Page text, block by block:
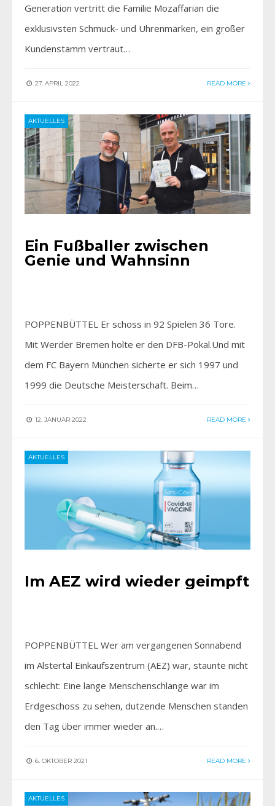
Generation vertritt die Familie Mozaffarian die
exklusivsten Schmuck- und Uhrenmarken, ein großer
Kundenstamm vertraut…
27. APRIL 2022 READ MORE
AKTUELLES
Ein Fußballer zwischen
Genie und Wahnsinn
POPPENBÜTTEL Er schoss in 92 Spielen 36 Tore.
Mit Werder Bremen holte er den DFB-Pokal.Und mit
dem FC Bayern München sicherte er sich 1997 und
1999 die Deutsche Meisterschaft. Beim…
12. JANUAR 2022 READ MORE
AKTUELLES
Im AEZ wird wieder geimpft
POPPENBÜTTEL Wer am vergangenen Sonnabend
im Alstertal Einkaufszentrum (AEZ) war, staunte nicht
schlecht: Eine lange Menschenschlange war im
Erdgeschoss zu sehen, dutzende Menschen standen
den Tag über immer wieder an.…
6. OKTOBER 2021 READ MORE
AKTUELLES